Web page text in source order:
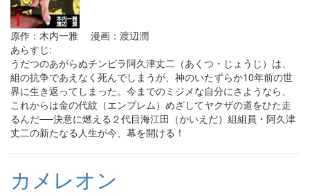
原作：木内一雅 漫画：渡辺潤
あらすじ:
うだつのあがらぬチンピラ阿久津丈二（あくつ・じょうじ）は、
組の抗争であえなく死んでしまうが、神のいたずらか10年前の世
界に生き返ってしまった。今までのミジメな自分にさようなら、
これからは金の代紋（エンブレム）めざしてヤクザの道をひた走
るんだ──決意に燃える２代目海江田（かいえだ）組組員・阿久津
丈二の新たなる人生が今、幕を開ける！
カメレオン